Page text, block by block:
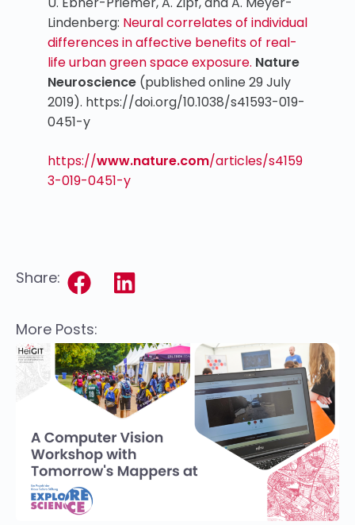
Lindenberg: Neural correlates of individual
differences in affective benefits of real-
life urban green space exposure. Nature
Neuroscience (published online 29 July
2019). https://doi.org/10.1038/s41593-019-
0451-y
https://www.nature.com/articles/s4159
3-019-0451-y
Share:
More Posts: